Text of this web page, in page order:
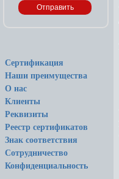
Сертификация
Наши преимущества
О нас
Клиенты
Реквизиты
Реестр сертификатов
Знак соответствия
Сотрудничество
Конфиденциальность